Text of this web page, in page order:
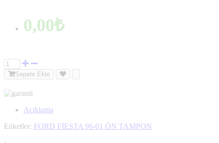
0,00₺
Sepete Ekle
Açıklama
Etiketler: FORD FİESTA 96-01 ÖN TAMPON